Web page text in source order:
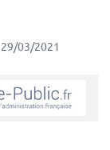
29/03/2021